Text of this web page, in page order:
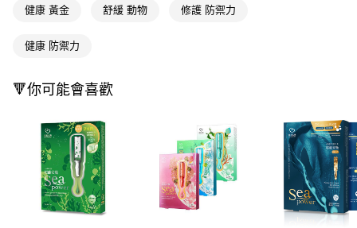
購買商品的店家。未經商家同意取消之訂單仍視為有效，需透過AFTEE先享
是否繳費成功／繳費後需取消欲退款等相關疑問，請聯繫「AFTEE先享後付
【注意事項】
易，需依本服務之必要範圍內提供個人資料，並將交易相關給付款項請求債
權轉讓予恩沛科技股份有限公司。
２．關於個人資料處理事宜，請瀏覽以下網址：
https://aftee.tw/terms/#terms3
３．未成年的使用者請事先徵得法定代理人或監護人之同意方可使用
「AFTEE先享後付」，若未經同意申辦者引起之損失，本公司不負相關責
４．使用「AFTEE先享後付」時，將依據個別帳號之用戶狀況，依本公司即
每筆NT$65，滿NT$490(含以上)免運費
7-11取貨付款
付款後7-11取貨
每筆NT$65，滿NT$490(含以上)免運費
宅配(本島)
每筆NT$100，滿NT$790(含以上)免運費
健康 黃金 舒緩 動物 修護 防禦力
健康 防禦力
🔻你可能會喜歡